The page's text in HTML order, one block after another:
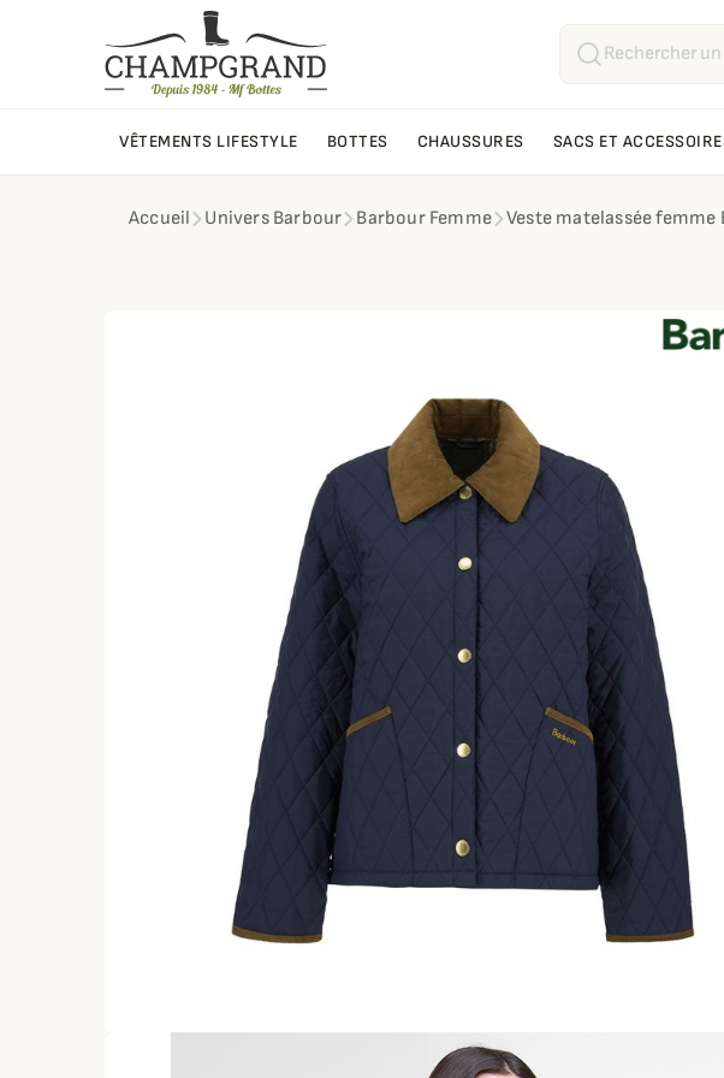
VÊTEMENTS LIFESTYLE BOTTES CHAUSSURES SACS ET
Accueil Univers Barbour Barbour Femme Veste matelassée femme